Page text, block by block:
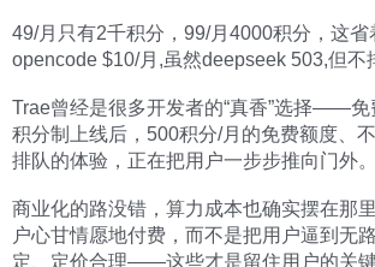
49/月只有2千积分，99/月4000积分，这
opencode $10/月,虽然deepseek 503,但不
Trae曾经是很多开发者的“真香”选择——
积分制上线后，500积分/月的免费额度、
排队的体验，正在把用户一步步推向门外。
商业化的路没错，算力成本也确实摆在那
户心甘情愿地付费，而不是把用户逼到无
定、定价合理——这些才是留住用户的关键